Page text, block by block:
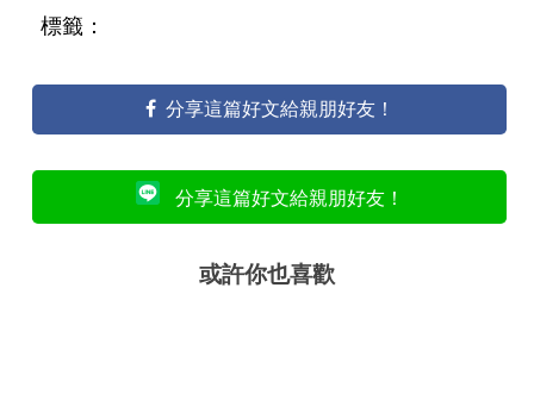
標籤：
分享這篇好文給親朋好友！
分享這篇好文給親朋好友！
或許你也喜歡